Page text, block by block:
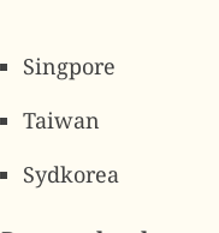
Singpore
Taiwan
Sydkorea